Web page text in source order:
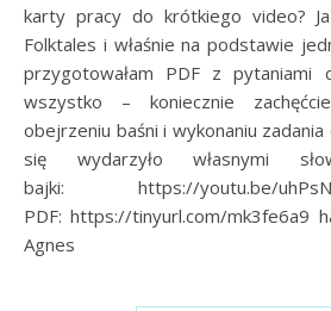
karty pracy do krótkiego video?
Folktales i właśnie na podstawie
przygotowałam PDF z
wszystko – koniecznie
obejrzeniu baśni i wykonaniu
się wydarzyło własnymi
bajki: https://youtu.be/
PDF: https://tinyurl.com/mk3fe6a9
Agnes